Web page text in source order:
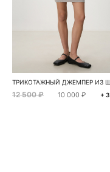
12 500 ₽ 10 000 ₽ +